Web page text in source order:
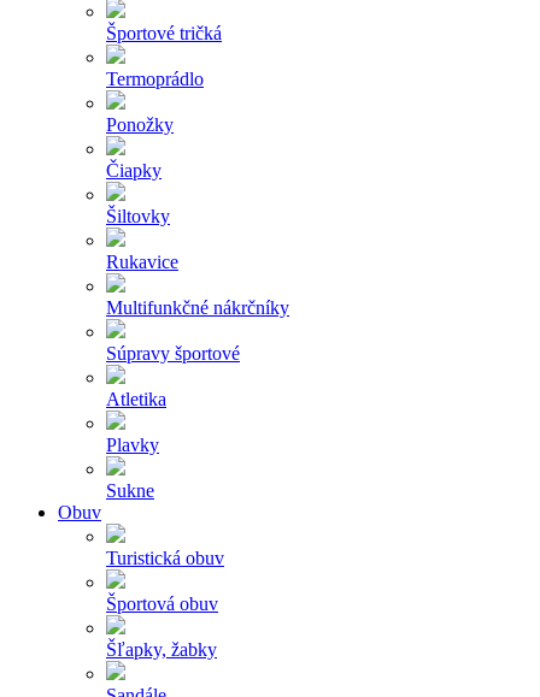
Športové tričká
Termoprádlo
Ponožky
Čiapky
Šiltovky
Rukavice
Multifunkčné nákrčníky
Súpravy športové
Atletika
Plavky
Sukne
Obuv
Turistická obuv
Športová obuv
Šľapky, žabky